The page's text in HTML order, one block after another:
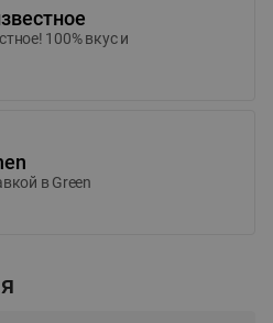
100% вкус и
в Green